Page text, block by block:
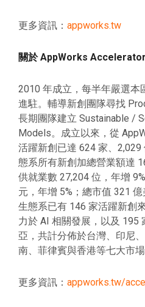
更多資訊： appworks.tw
關於 AppWorks
2010 年成立，每半年嚴選本
進駐。輔導新創團隊尋找
長期團隊建立 Sustainable /
Models。成立以來，從
活躍新創已達 624 家、 2,029
態系所有新創加總營業額達
供就業數 27,204 位，年增
元，年增 5%；總市值 321 億
生態系已有 146 家活躍新創
力於 AI 相關發展，以及 195
亞，共計分佈於台灣、印尼
南、菲律賓與香港等七大市場
更多資訊： appworks.tw/